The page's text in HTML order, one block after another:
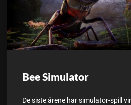
Bee Simulator
De siste årene har simulator-spill